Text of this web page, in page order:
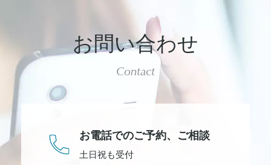
お問い合わせ
Contact
お電話でのご予約、 ご相談
土日祝も受付